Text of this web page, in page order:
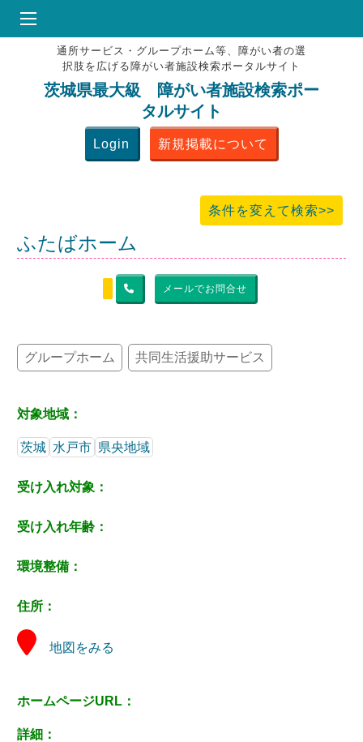
HOME
♥お気にりブックマーク
掲載会員MENU
よくある質問
通所サービス・グループホーム等、障がい者の選
択肢を広げる障がい者施設検索ポータルサイト
茨城県最大級 障がい者施設検索ポー
タルサイト
Login 新規掲載について
条件を変えて検索>>
ふたばホーム
メールでお問合せ
グループホーム 共同生活援助サービス
対象地域：
茨城 水戸市 県央地域
受け入れ対象：
受け入れ年齢：
環境整備：
住所：
地図をみる
ホームページURL：
詳細：